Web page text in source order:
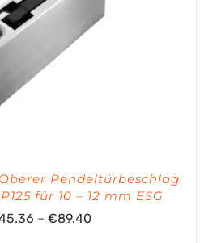
Pendeltürbeschlag
für 10 – 12 mm ESG
– €89.40Preisspanne: